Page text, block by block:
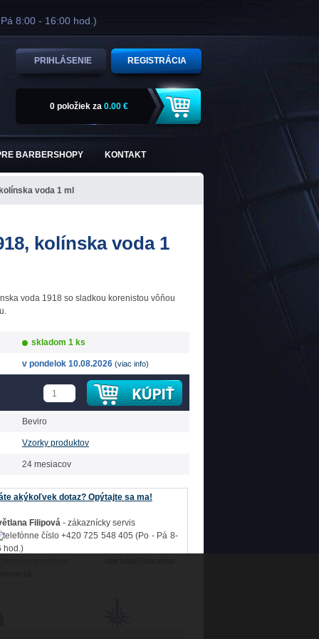
8:00 - 16:00 hod.)
PRIHLÁSENIE REGISTRÁCIA
BARBERSHOPY KONTAKT
0 položiek za 0.00 €
voda 1 ml
kolínska voda 1
voda 1918 so sladkou korenistou vôňou
skladom 1 ks
v pondelok 10.08.2026 (viac info)
Beviro
Vzorky produktov
24 mesiacov
akýkoľvek dotaz? Opýtajte sa ma!
Filipová - zákaznícky servis
+420 725 548 405 (Po - Pá 8-
hod.)